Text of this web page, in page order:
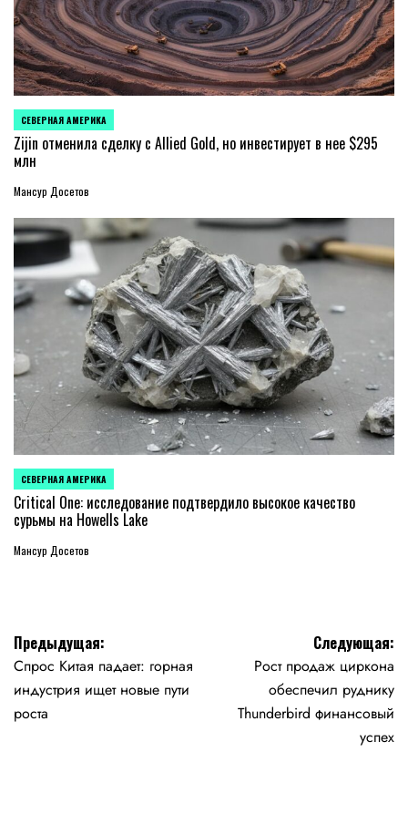
ОПУБЛИКОВАНО
В
СЕВЕРНАЯ АМЕРИКА
Zijin отменила сделку с Allied Gold, но инвестирует в нее $295
млн
Мансур Досетов
ОПУБЛИКОВАНО
В
СЕВЕРНАЯ АМЕРИКА
Critical One: исследование подтвердило высокое качество
сурьмы на Howells Lake
Мансур Досетов
Навигация
по
записям
Предыдущая:
Спрос Китая падает: горная
индустрия ищет новые пути
роста
Следующая:
Рост продаж циркона
обеспечил руднику
Thunderbird финансовый
успех